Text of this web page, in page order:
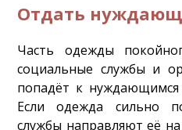
Отдать
Часть одежды
социальные службы и
попадёт к
Если одежда сильно
службы направляют её